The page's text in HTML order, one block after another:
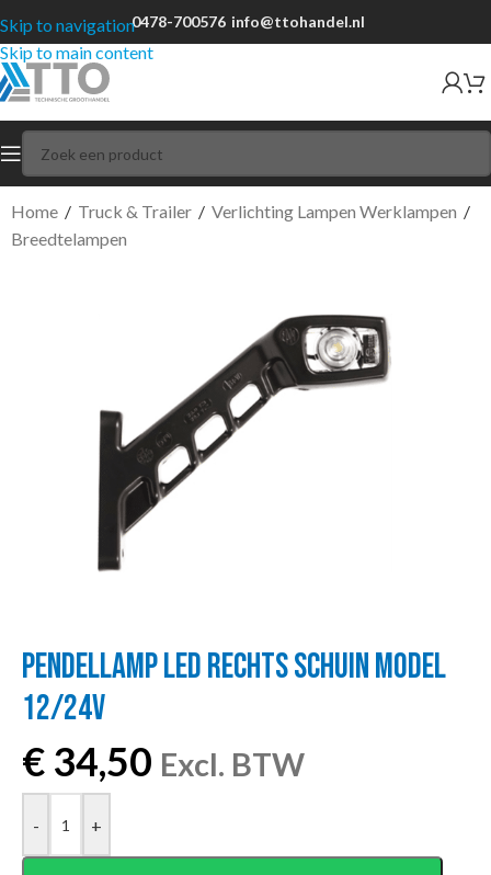
Skip to navigation
Skip to main content
0478-700576 info@ttohandel.nl
Home / Truck & Trailer / Verlichting Lampen Werklampen /
Breedtelampen
PENDELLAMP LED RECHTS SCHUIN MODEL
12/24V
€ 34,50 Excl. BTW
- +